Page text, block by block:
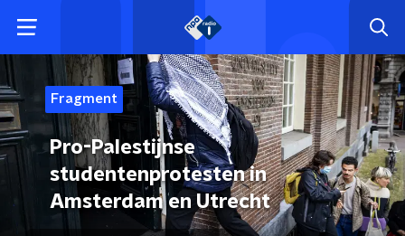
Fragment
Pro-Palestijnse
studentenprotesten in
Amsterdam en Utrecht